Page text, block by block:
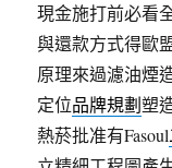
現金施打前必看
與還款方式得歐
原理來過濾油煙
定位品牌規劃塑
熱菸批准有Fasoul